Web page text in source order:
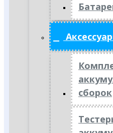
сборок